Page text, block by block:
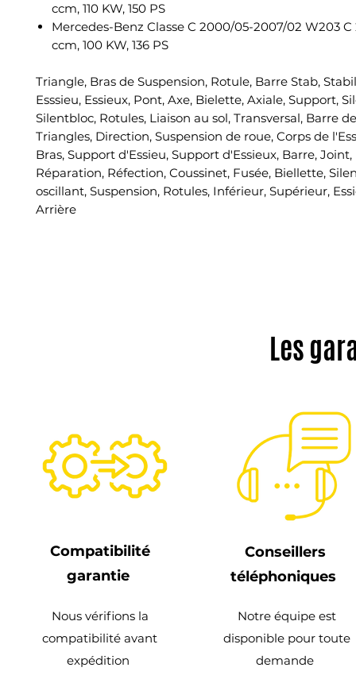
ccm, 110 KW, 150 PS
Mercedes-Benz Classe C 2000/05-2007/02 W203 C
ccm, 100 KW, 136 PS
Triangle, Bras de Suspension, Rotule, Barre Stab,
Esssieu, Essieux, Pont, Axe, Bielette, Axiale, Support,
Silentbloc, Rotules, Liaison au sol, Transversal, Barre
Triangles, Direction, Suspension de roue, Corps de
Bras, Support d'Essieu, Support d'Essieux, Barre, Joint,
Réparation, Réfection, Coussinet, Fusée, Biellette,
oscillant, Suspension, Rotules, Inférieur, Supérieur,
Arrière
Les
Compatibilité
garantie
Nous vérifions la
compatibilité avant
expédition
Conseillers
téléphoniques
Notre équipe est
disponible pour toute
demande